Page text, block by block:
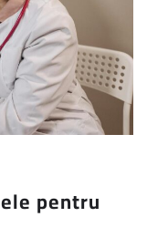
pentru